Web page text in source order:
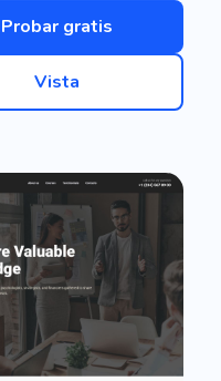
Probar gratis
Vista